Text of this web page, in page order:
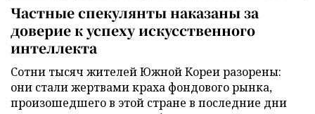
Частные спекулянты наказаны за
доверие к успеху искусственного
интеллекта
Сотни тысяч жителей Южной Кореи разорены:
они стали жертвами краха фондового рынка,
произошедшего в этой стране в последние дни